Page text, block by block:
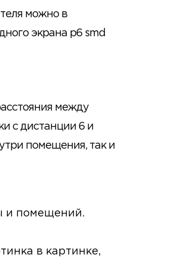
можно в
экрана p6 smd
между
с дистанции 6 и
помещения, так и
и помещений.
в картинке,